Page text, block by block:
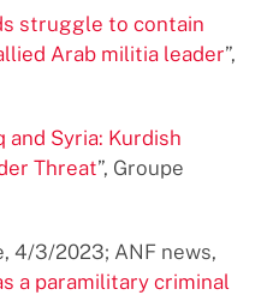
struggle to contain
Arab militia leader”,
and Syria: Kurdish
Threat”, Groupe
4/3/2023; ANF news,
a paramilitary criminal